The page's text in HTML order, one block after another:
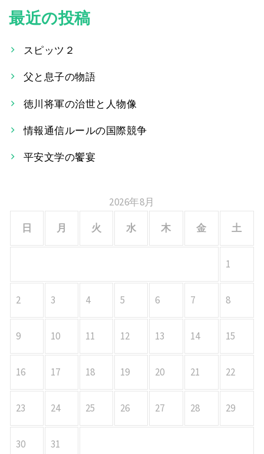
稿
ビ
ゲ
ー
シ
ョ
最近の投稿
スピッツ２
父と息子の物語
徳川将軍の治世と人物像
情報通信ルールの国際競争
平安文学の饗宴
2026年8月
日
月 火 水 木 金 土
1
2 3 4 5 6 7 8
9 10 11 12 13 14 15
16 17 18 19 20 21 22
23 24 25 26 27 28 29
30 31